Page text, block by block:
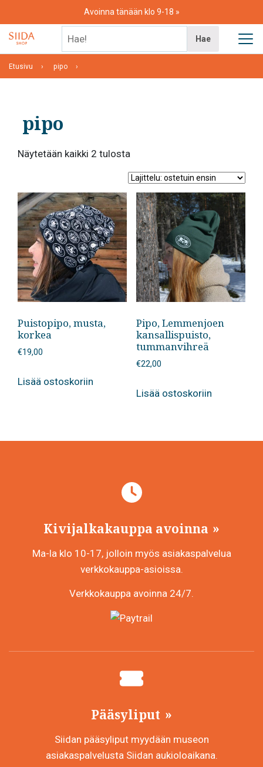
content
Avoinna tänään klo 9-18
Hae
Etusivu pipo
pipo
Näytetään kaikki 2 tulosta
ensin
Puistopipo, musta,
korkea
€19,00
Lisää ostoskoriin
Pipo, Lemmenjoen
kansallispuisto,
tummanvihreä
€22,00
Lisää ostoskoriin
Kivijalkakauppa avoinna
Ma-la klo 10-17, jolloin myös asiakaspalvelua
verkkokauppa-asioissa.
Verkkokauppa avoinna 24/7.
Pääsyliput
Siidan pääsyliput myydään museon
asiakaspalvelusta Siidan aukioloaikana.